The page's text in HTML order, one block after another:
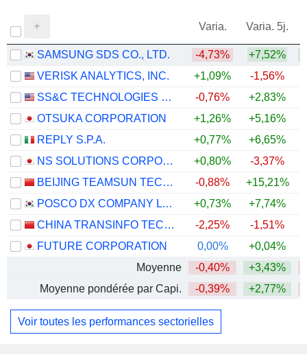
Varia. Varia. 5j.
SAMSUNG SDS CO., LTD. -4,73% +7,52%
VERISK ANALYTICS, INC.
+1,09% -1,56%
SS&C TECHNOLOGIES HOLDINGS, INC.
-0,76% +2,83%
OTSUKA CORPORATION
+1,26% +5,16%
REPLY S.P.A.
+0,77% +6,65%
NS SOLUTIONS CORPORATION
+0,80% -3,37%
BEIJING TEAMSUN TECHNOLOGY CO.,LTD.
-0,88% +15,21%
POSCO DX COMPANY LTD.
+0,73% +7,74%
CHINA TRANSINFO TECHNOLOGY CO., LTD
-2,25% -1,51%
FUTURE CORPORATION
0,00% +0,04%
Moyenne
-0,40% +3,43%
Moyenne pondérée par Capi.
-0,39% +2,77%
Voir toutes les performances sectorielles